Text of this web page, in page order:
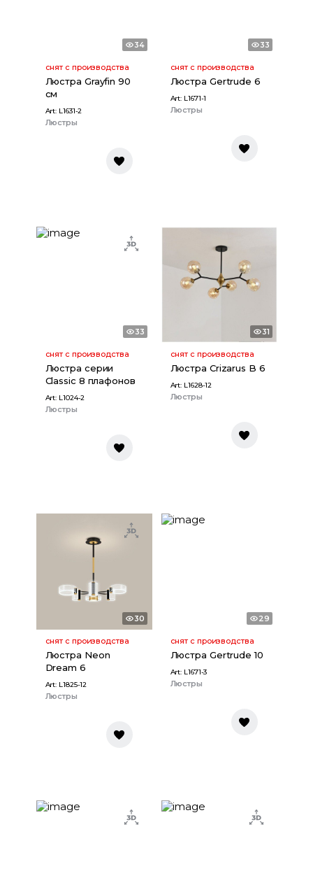
34
снят с производства
Люстра Grayfin 90
см
Art: L1631-2
Люстры
33
снят с производства
Люстра Gertrude 6
Art: L1671-1
Люстры
33
снят с производства
Люстра серии
Classic 8 плафонов
Art: L1024-2
Люстры
31
снят с производства
Люстра Crizarus B 6
Art: L1628-12
Люстры
30
снят с производства
Люстра Neon
Dream 6
Art: L1825-12
Люстры
29
снят с производства
Люстра Gertrude 10
Art: L1671-3
Люстры